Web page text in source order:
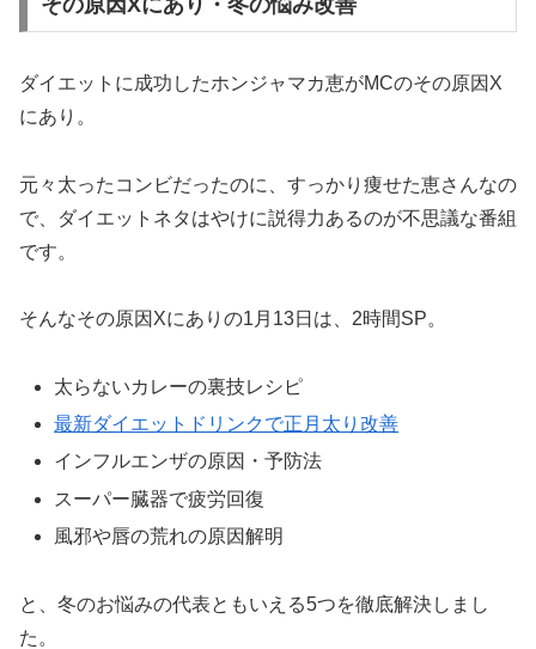
ダイエットに成功したホンジャマカ恵がMCのその原因X
にあり。
元々太ったコンビだったのに、すっかり痩せた恵さんなの
で、ダイエットネタはやけに説得力あるのが不思議な番組
です。
そんなその原因Xにありの1月13日は、2時間SP。
太らないカレーの裏技レシピ
最新ダイエットドリンクで正月太り改善
インフルエンザの原因・予防法
スーパー臓器で疲労回復
風邪や唇の荒れの原因解明
と、冬のお悩みの代表ともいえる5つを徹底解決しまし
た。